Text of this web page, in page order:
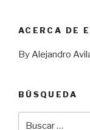
ACERCA DE
By Alejandro
BÚSQUEDA